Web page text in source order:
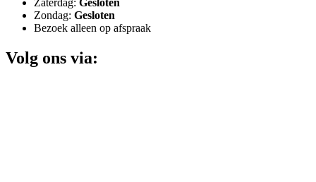
Zondag: Gesloten
Bezoek alleen op afspraak
Volg ons via: